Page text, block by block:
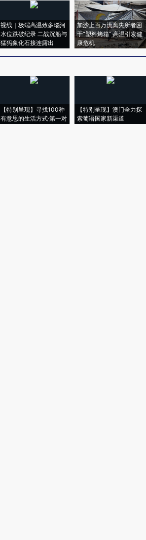
视线｜极端高温致多瑙河
水位跌破纪录 二战沉船与
猛犸象化石接连露出
加沙上百万流离失所者困
于“塑料烤箱” 高温引发健
康危机
【特别呈现】寻找100种
有意思的生活方式·第一对
【特别呈现】澳门全力探
索葡语国家新渠道